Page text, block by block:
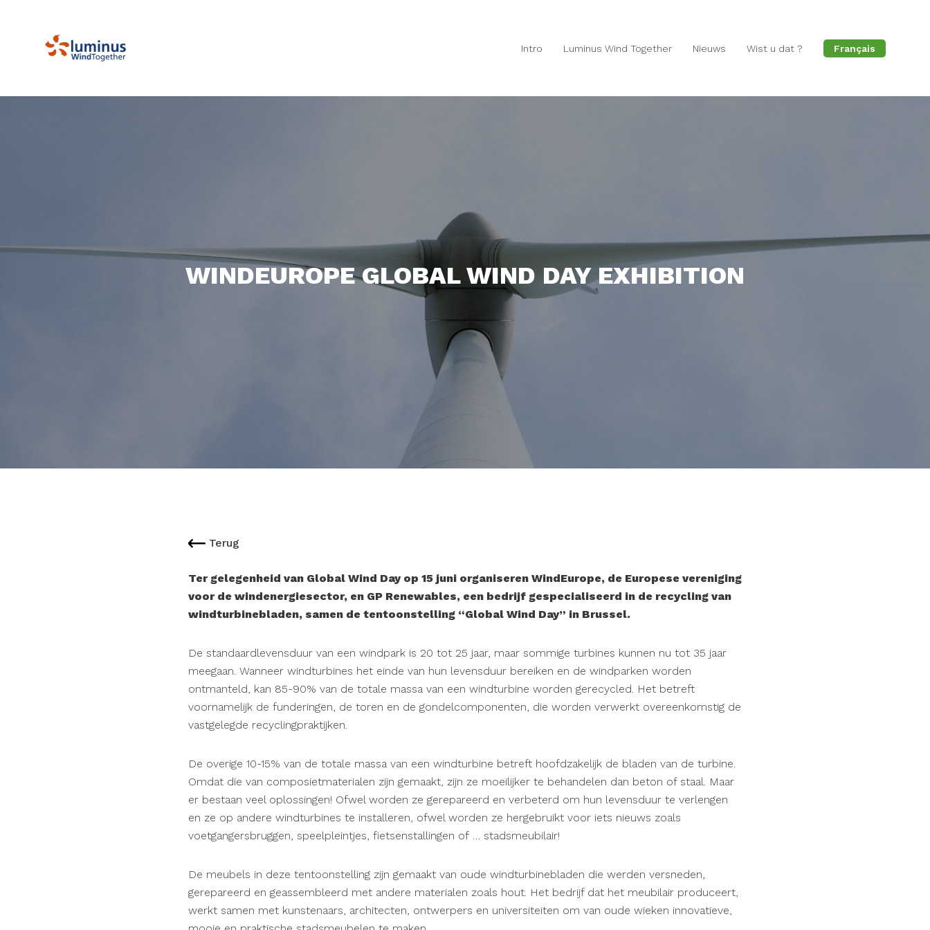
Intro Luminus Wind Together Nieuws Wist u dat ? Français
WINDEUROPE GLOBAL WIND DAY EXHIBITION
Terug
Ter gelegenheid van Global Wind Day op 15 juni organiseren WindEurope, de Europese vereniging
voor de windenergiesector, en GP Renewables, een bedrijf gespecialiseerd in de recycling van
windturbinebladen, samen de tentoonstelling “Global Wind Day” in Brussel.
De standaardlevensduur van een windpark is 20 tot 25 jaar, maar sommige turbines kunnen nu tot 35 jaar
meegaan. Wanneer windturbines het einde van hun levensduur bereiken en de windparken worden
ontmanteld, kan 85-90% van de totale massa van een windturbine worden gerecycled. Het betreft
voornamelijk de funderingen, de toren en de gondelcomponenten, die worden verwerkt overeenkomstig de
vastgelegde recyclingpraktijken.
De overige 10-15% van de totale massa van een windturbine betreft hoofdzakelijk de bladen van de turbine.
Omdat die van composietmaterialen zijn gemaakt, zijn ze moeilijker te behandelen dan beton of staal. Maar
er bestaan veel oplossingen! Ofwel worden ze gerepareerd en verbeterd om hun levensduur te verlengen
en ze op andere windturbines te installeren, ofwel worden ze hergebruikt voor iets nieuws zoals
voetgangersbruggen, speelpleintjes, fietsenstallingen of … stadsmeubilair!
De meubels in deze tentoonstelling zijn gemaakt van oude windturbinebladen die werden versneden,
gerepareerd en geassembleerd met andere materialen zoals hout. Het bedrijf dat het meubilair produceert,
werkt samen met kunstenaars, architecten, ontwerpers en universiteiten om van oude wieken innovatieve,